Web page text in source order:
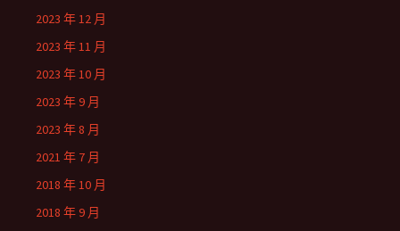
2023 年 12 月
2023 年 11 月
2023 年 10 月
2023 年 9 月
2023 年 8 月
2021 年 7 月
2018 年 10 月
2018 年 9 月